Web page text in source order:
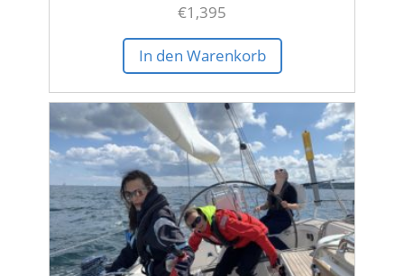
€1,395
In den Warenkorb